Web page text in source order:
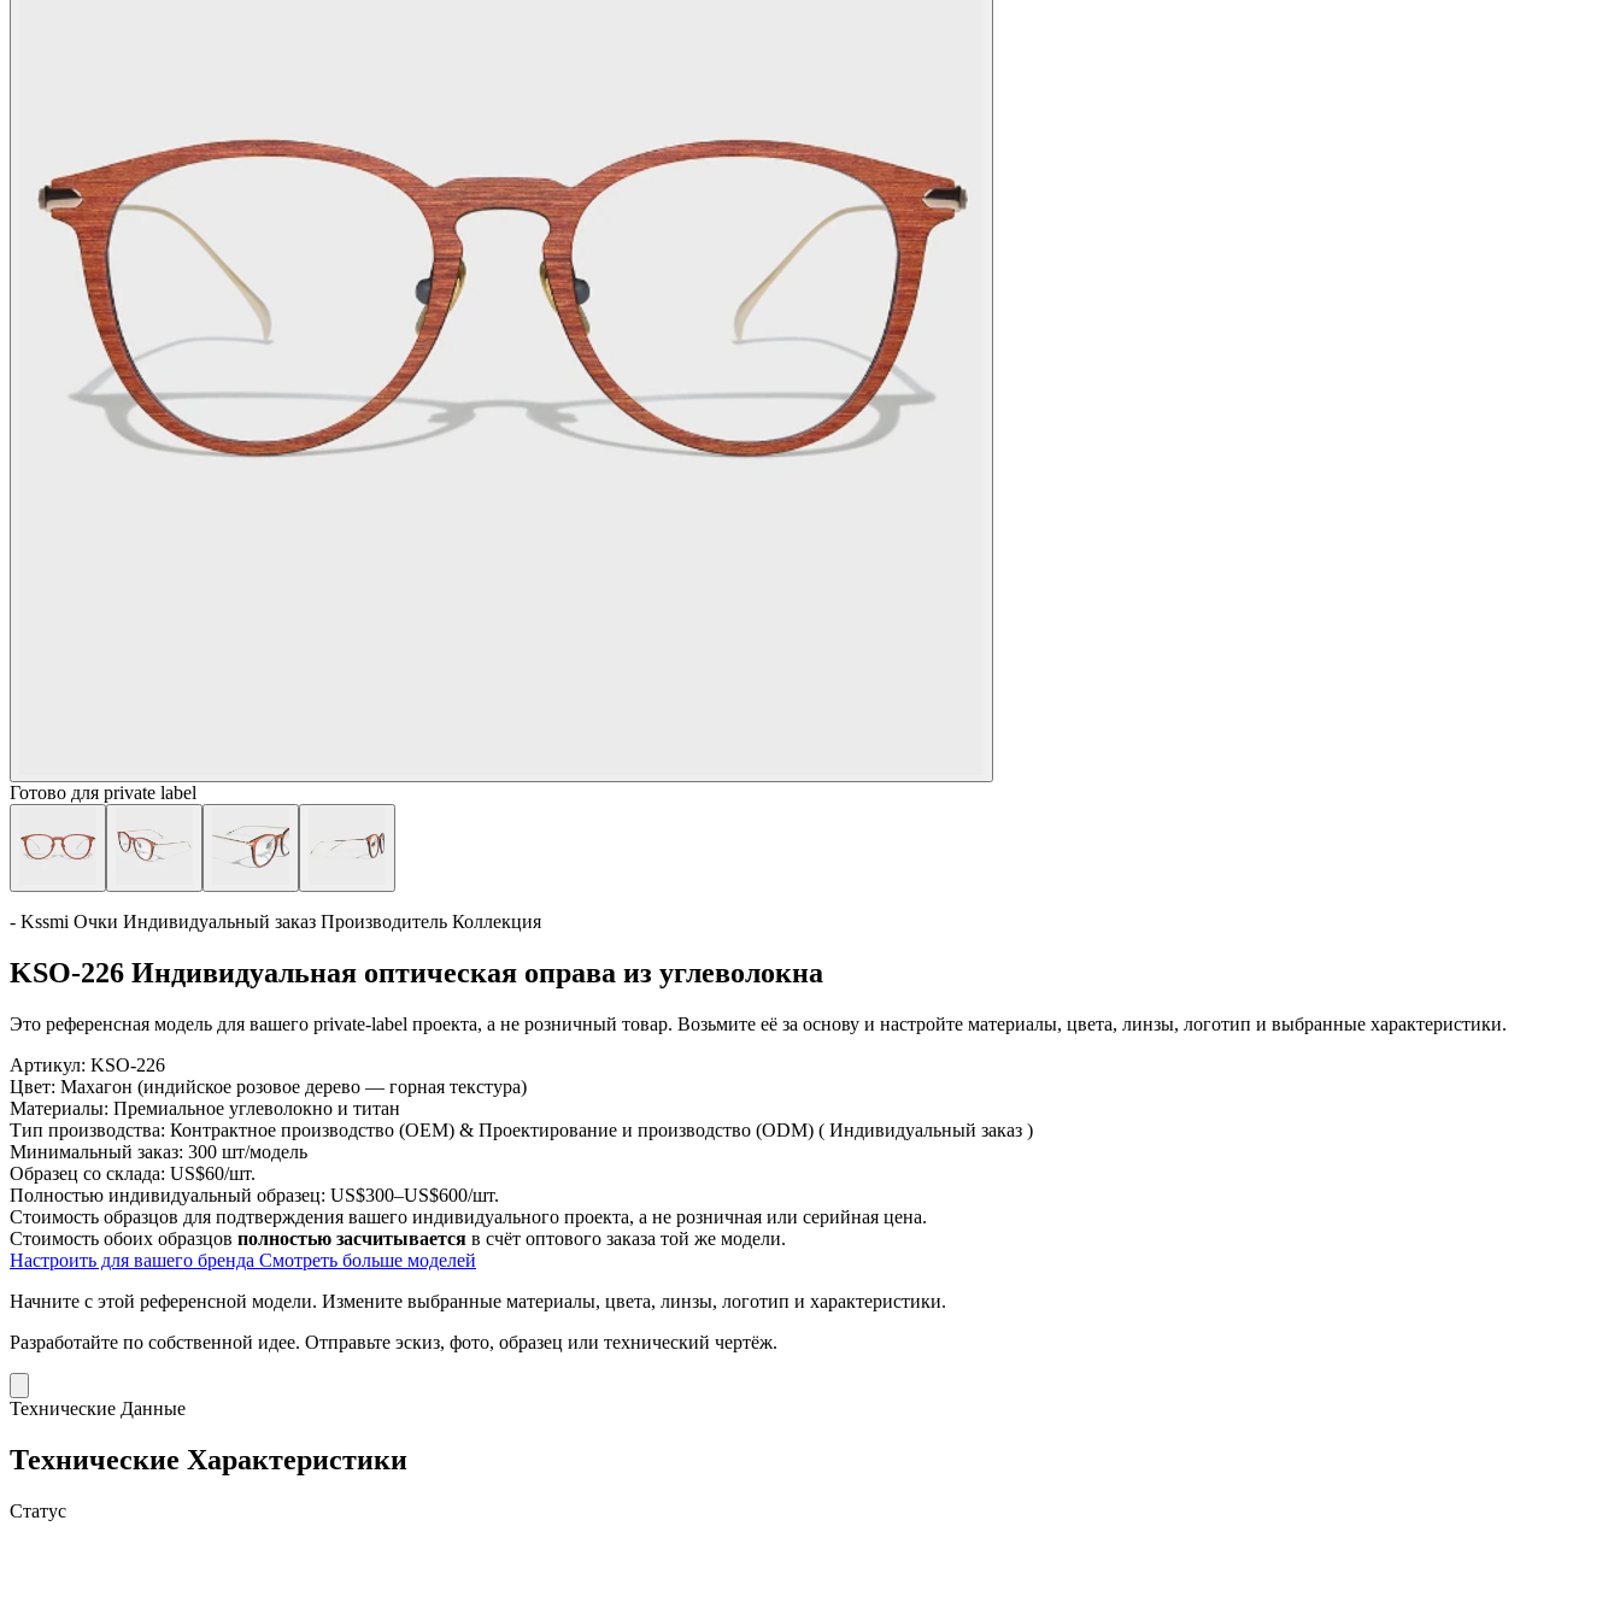
Готово для private label
- Kssmi Очки Индивидуальный заказ Производитель Коллекция
KSO-226 Индивидуальная оптическая оправа из углеволокна
Это референсная модель для вашего private-label проекта, а не розничный товар. Возьмите её за основу и настройте материалы, цвета, линзы, логотип и выбранные характеристики.
Артикул: KSO-226
Цвет: Махагон (индийское розовое дерево — горная текстура)
Материалы: Премиальное углеволокно и титан
Тип производства: Контрактное производство (OEM) & Проектирование и производство (ODM) ( Индивидуальный заказ )
Минимальный заказ: 300 шт/модель
Образец со склада: US$60/шт.
Полностью индивидуальный образец: US$300–US$600/шт.
Стоимость образцов для подтверждения вашего индивидуального проекта, а не розничная или серийная цена.
Стоимость обоих образцов полностью засчитывается в счёт оптового заказа той же модели.
Настроить для вашего бренда Смотреть больше моделей
Начните с этой референсной модели. Измените выбранные материалы, цвета, линзы, логотип и характеристики.
Разработайте по собственной идее. Отправьте эскиз, фото, образец или технический чертёж.
Технические Данные
Технические Характеристики
Статус